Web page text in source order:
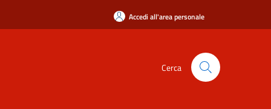
Accedi all'area personale
Cerca